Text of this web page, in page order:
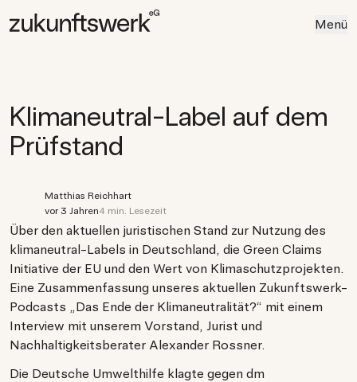
Menü
Klimaneutral-Label auf dem
Prüfstand
Matthias Reichhart
vor 3 Jahren4 min. Lesezeit
Über den aktuellen juristischen Stand zur Nutzung des
klimaneutral-Labels in Deutschland, die Green Claims
Initiative der EU und den Wert von Klimaschutzprojekten.
Eine Zusammenfassung unseres aktuellen Zukunftswerk-
Podcasts „Das Ende der Klimaneutralität?“ mit einem
Interview mit unserem Vorstand, Jurist und
Nachhaltigkeitsberater Alexander Rossner.
Die Deutsche Umwelthilfe klagte gegen dm